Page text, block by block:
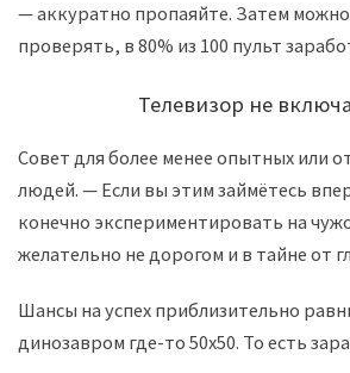
— аккуратно пропаяйте. Затем
проверять, в 80% из 100 пульт
Телевизор не
Совет для более менее опытных или
людей. — Если вы этим займётесь
конечно экспериментировать на
желательно не дорогом и в тайне от
Шансы на успех приблизительно
динозавром где-то 50х50. То есть